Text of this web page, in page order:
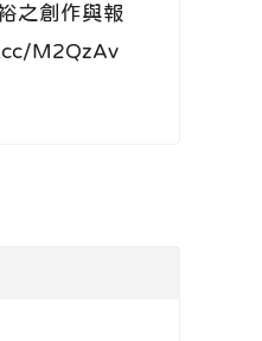
之創作與報
M2QzAv